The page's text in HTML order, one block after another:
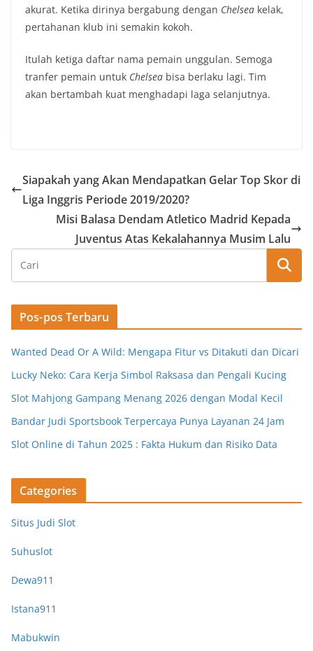
akurat. Ketika dirinya bergabung dengan Chelsea kelak,
pertahanan klub ini semakin kokoh.
Itulah ketiga daftar nama pemain unggulan. Semoga
tranfer pemain untuk Chelsea bisa berlaku lagi. Tim
akan bertambah kuat menghadapi laga selanjutnya.
Siapakah yang Akan Mendapatkan Gelar Top Skor di
Liga Inggris Periode 2019/2020?
Misi Balasa Dendam Atletico Madrid Kepada
Juventus Atas Kekalahannya Musim Lalu
Pos-pos Terbaru
Wanted Dead Or A Wild: Mengapa Fitur vs Ditakuti dan Dicari
Lucky Neko: Cara Kerja Simbol Raksasa dan Pengali Kucing
Slot Mahjong Gampang Menang 2026 dengan Modal Kecil
Bandar Judi Sportsbook Terpercaya Punya Layanan 24 Jam
Slot Online di Tahun 2025 : Fakta Hukum dan Risiko Data
Categories
Situs Judi Slot
Suhuslot
Dewa911
Istana911
Mabukwin